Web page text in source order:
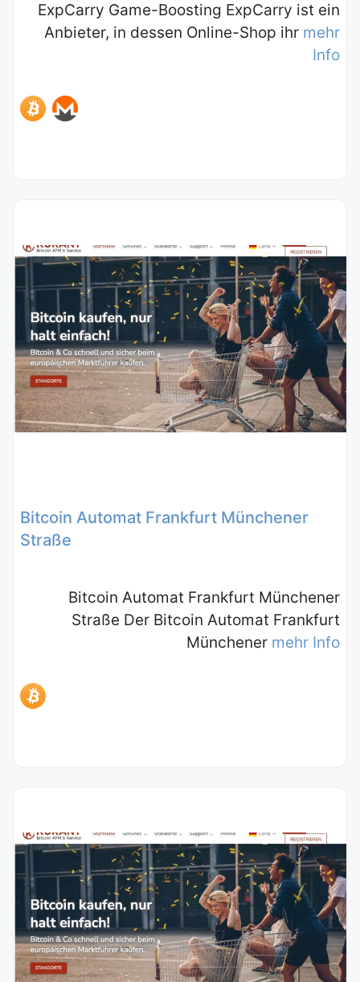
ExpCarry Game-Boosting ExpCarry ist ein
Anbieter, in dessen Online-Shop ihr mehr
Info
Bitcoin Automat Frankfurt Münchener
Straße
Bitcoin Automat Frankfurt Münchener
Straße Der Bitcoin Automat Frankfurt
Münchener mehr Info